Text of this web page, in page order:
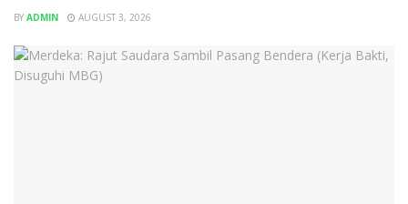
BY ADMIN AUGUST 3, 2026